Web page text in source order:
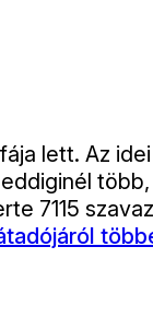
lett. Az
7115